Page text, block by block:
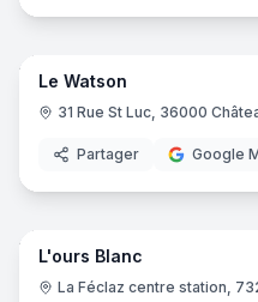
Le Watson
31 Rue St Luc, 36000
Partager Google
L'ours Blanc
La Féclaz centre station,